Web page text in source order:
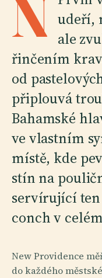
N udeří,
ale
řinčením
od
připlouvá
Bahamské
ve vlastním
místě, kde
stín na
servírující ten
conch v
New Providence
do každého